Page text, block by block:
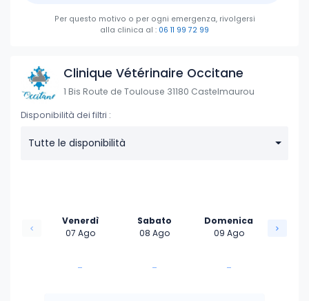
Per questo motivo o per ogni emergenza, rivolgersi
alla clinica al : 06 11 99 72 99
Clinique Vétérinaire Occitane
1 Bis Route de Toulouse 31180 Castelmaurou
Disponibilità dei filtri :
Tutte le disponibilità
Venerdì
07 Ago
-
Sabato
08 Ago
-
Domenica
09 Ago
-